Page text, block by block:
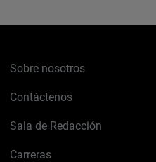
Sobre nosotros
Contáctenos
Sala de Redacción
Carreras